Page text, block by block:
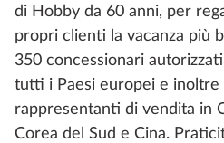
di Hobby da 60 anni, per
propri clienti la vacanza più
350 concessionari
tutti i Paesi europei e inoltre
rappresentanti di vendita in
Corea del Sud e Cina.